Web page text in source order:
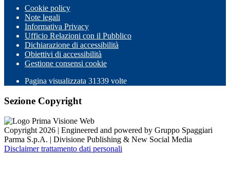
Cookie policy
Note legali
Informativa Privacy
Ufficio Relazioni con il Pubblico
Dichiarazione di accessibilità
Obiettivi di accessibilità
Gestione consensi cookie
Pagina visualizzata 31339 volte
Sezione Copyright
Copyright 2026 | Engineered and powered by Gruppo Spaggiari
Parma S.p.A. | Divisione Publishing & New Social Media
Disclaimer trattamento dati personali